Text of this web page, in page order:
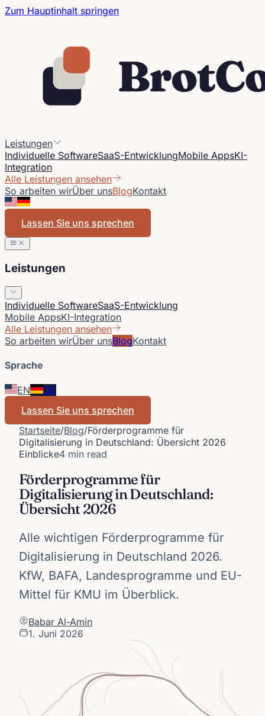
Zum Hauptinhalt springen
Leistungen
Individuelle SoftwareSaaS-EntwicklungMobile AppsKI-
Integration
Alle Leistungen ansehen
So arbeiten wirÜber unsBlogKontakt
Lassen Sie uns sprechen
Leistungen
Individuelle SoftwareSaaS-Entwicklung
Mobile AppsKI-Integration
Alle Leistungen ansehen
So arbeiten wirÜber unsBlogKontakt
Sprache
EN
DE
Lassen Sie uns sprechen
Startseite/Blog/Förderprogramme für
Digitalisierung in Deutschland: Übersicht 2026
Einblicke4 min read
Förderprogramme für
Digitalisierung in Deutschland:
Übersicht 2026
Alle wichtigen Förderprogramme für
Digitalisierung in Deutschland 2026.
KfW, BAFA, Landesprogramme und EU-
Mittel für KMU im Überblick.
Babar Al-Amin
1. Juni 2026